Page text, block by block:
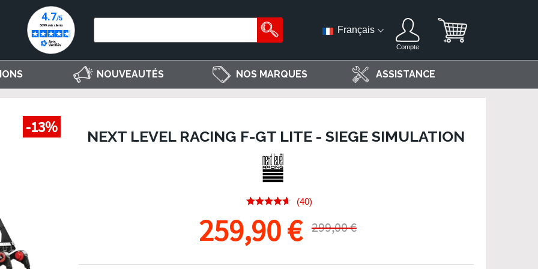
Français
Compte
NOUVEAUTÉS NOS MARQUES ASSISTANCE
-13% NEXT LEVEL RACING F-GT LITE - SIEGE SIMULATION
(40)
259,90 € 299,00 €